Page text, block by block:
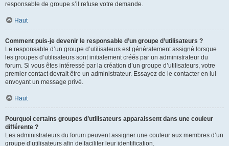
responsable de groupe s’il refuse votre demande.
Haut
Comment puis-je devenir le responsable d’un groupe d’utilisateurs ?
Le responsable d’un groupe d’utilisateurs est généralement assigné lorsque
les groupes d’utilisateurs sont initialement créés par un administrateur du
forum. Si vous êtes intéressé par la création d’un groupe d’utilisateurs, votre
premier contact devrait être un administrateur. Essayez de le contacter en lui
envoyant un message privé.
Haut
Pourquoi certains groupes d’utilisateurs apparaissent dans une couleur
différente ?
Les administrateurs du forum peuvent assigner une couleur aux membres d’un
groupe d’utilisateurs afin de faciliter leur identification.